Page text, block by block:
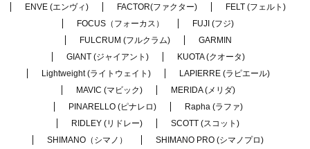
ENVE (エンヴィ)
FACTOR(ファクター)
FELT (フェルト)
FOCUS（フォーカス）
FUJI (フジ)
FULCRUM (フルクラム)
GARMIN
GIANT (ジャイアント)
KUOTA (クオータ)
Lightweight (ライトウェイト)
LAPIERRE (ラピエール)
MAVIC (マビック)
MERIDA (メリダ)
PINARELLO (ピナレロ)
Rapha (ラファ)
RIDLEY (リドレー)
SCOTT (スコット)
SHIMANO（シマノ）
SHIMANO PRO (シマノプロ)